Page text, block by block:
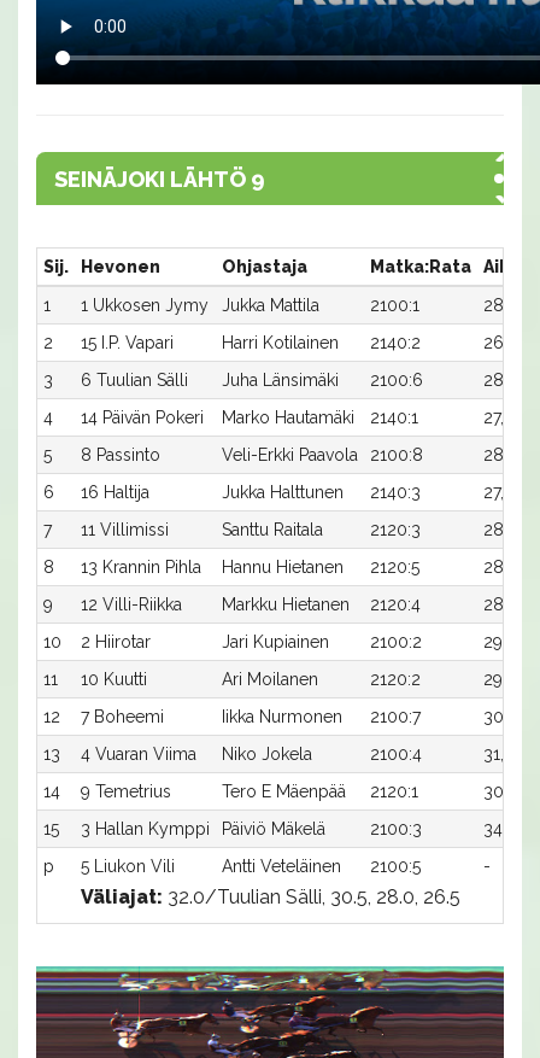
SEINÄJOKI LÄHTÖ 9
Sij. Hevonen Ohjastaja Matka:Rata Aika
1
1 Ukkosen Jymy Jukka Mattila 2100:1 28,5
2
15 I.P. Vapari Harri Kotilainen 2140:2 26,9
3
6 Tuulian Sälli Juha Länsimäki 2100:6 28,6
4
14 Päivän Pokeri Marko Hautamäki 2140:1 27,0
5
8 Passinto Veli-Erkki Paavola 2100:8 28,8
6
16 Haltija Jukka Halttunen 2140:3 27,6
7
11 Villimissi Santtu Raitala 2120:3 28,5
8
13 Krannin Pihla Hannu Hietanen 2120:5 28,7
9
12 Villi-Riikka Markku Hietanen 2120:4 28,7
10
2 Hiirotar Jari Kupiainen 2100:2 29,7
11
10 Kuutti Ari Moilanen 2120:2 29,2x
12
7 Boheemi Iikka Nurmonen 2100:7 30,2
13
4 Vuaran Viima Niko Jokela 2100:4 31,0x
14
9 Temetrius Tero E Mäenpää 2120:1 30,3x
15
3 Hallan Kymppi Päiviö Mäkelä 2100:3 34,0
p
5 Liukon Vili Antti Veteläinen 2100:5 -
Väliajat: 32.0/Tuulian Sälli, 30.5, 28.0, 26.5